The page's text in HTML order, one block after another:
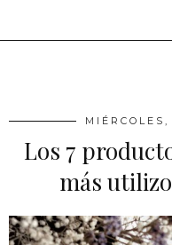
Los 7
más